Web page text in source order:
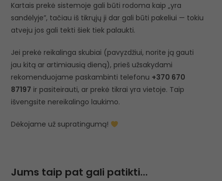
Kartais prekė sistemoje gali būti rodoma kaip „yra
sandėlyje”, tačiau iš tikrųjų ji dar gali būti pakeliui — tokiu
atveju jos gali tekti šiek tiek palaukti.
Jei prekė reikalinga skubiai (pavyzdžiui, norite ją gauti
jau kitą ar artimiausią dieną), prieš užsakydami
rekomenduojame paskambinti telefonu +370 670
87197 ir pasiteirauti, ar prekė tikrai yra vietoje. Taip
išvengsite nereikalingo laukimo.
Dėkojame už supratingumą!
Jums taip pat gali patikti…